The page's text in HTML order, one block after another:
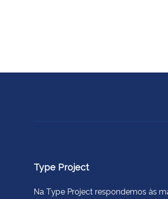
Type Project
Na Type Project respondemos às